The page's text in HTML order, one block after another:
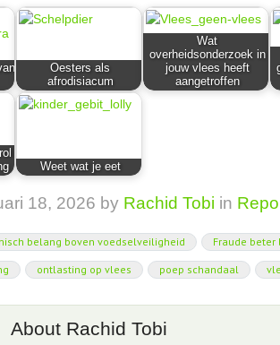
Oesters als
afrodisiacum
Wat
overheidsonderzoek in
jouw vlees heeft
aangetroffen
Weet wat je eet
18, 2026 by Rachid Tobi in
belang boven voedselveiligheid Fraude
ontlasting op vlees poep schandaal
About Rachid Tobi